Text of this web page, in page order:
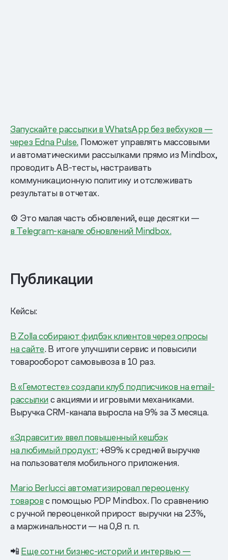
Запускайте рассылки в WhatsApp без вебхуков —
через Edna Pulse.Поможет управлять массовыми
и автоматическими рассылками прямо из Mindbox,
проводить AB-тесты, настраивать
коммуникационную политику и отслеживать
результаты в отчетах.
⚙️ Это малая часть обновлений, еще десятки —
в Telegram-канале обновлений Mindbox.
Публикации
Кейсы:
В Zolla собирают фидбэк клиентов через опросы
на сайте. В итоге улучшили сервис и повысили
товарооборот самовывоза в 10 раз.
В «Гемотесте» создали клуб подписчиков на email-
рассылкис акциями и игровыми механиками.
Выручка CRM-канала выросла на 9% за 3 месяца.
«Здравсити» ввел повышенный кешбэк
на любимый продукт:+89% к средней выручке
на пользователя мобильного приложения.
Mario Berlucci автоматизировал переоценку
товаровс помощью PDP Mindbox. По сравнению
с ручной переоценкой прирост выручки на 23%,
а маржинальности — на 0,8 п. п.
📲 Еще сотни бизнес-историй и интервью —